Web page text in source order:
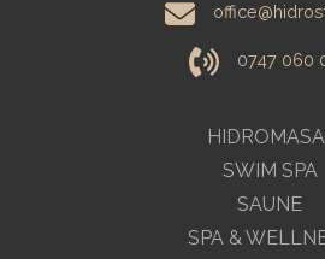
SWIM SPA
SAUNE
SPA &
0747 060